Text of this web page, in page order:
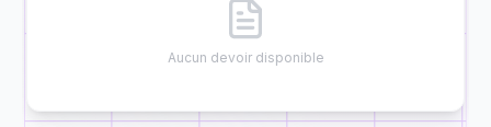
Aucun devoir disponible